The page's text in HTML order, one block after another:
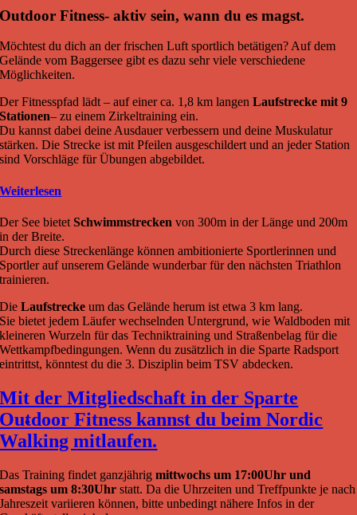
Outdoor Fitness- aktiv sein, wann du es magst.
Möchtest du dich an der frischen Luft sportlich betätigen? Auf dem
Gelände vom Baggersee gibt es dazu sehr viele verschiedene
Möglichkeiten.
Der Fitnesspfad lädt – auf einer ca. 1,8 km langenLaufstrecke mit 9
Stationen– zu einem Zirkeltraining ein.
Du kannst dabei deine Ausdauer verbessern und deine Muskulatur
stärken. Die Strecke ist mit Pfeilen ausgeschildert und an jeder Station
sind Vorschläge für Übungen abgebildet.
Weiterlesen
Der See bietetSchwimmstrecken von 300m in der Länge und 200m
in der Breite.
Durch diese Streckenlänge können ambitionierte Sportlerinnen und
Sportler auf unserem Gelände wunderbar für den nächsten Triathlon
trainieren.
Die Laufstrecke um das Gelände herum ist etwa 3 km lang.
Sie bietet jedem Läufer wechselnden Untergrund, wie Waldboden mit
kleineren Wurzeln für das Techniktraining und Straßenbelag für die
Wettkampfbedingungen. Wenn du zusätzlich in die Sparte Radsport
eintrittst, könntest du die 3. Disziplin beim TSV abdecken.
Mit der Mitgliedschaft in der Sparte
Outdoor Fitness kannst du beim Nordic
Walking mitlaufen.
Das Training findet ganzjährigmittwochs um 17:00Uhr und
samstags um 8:30Uhr statt. Da die Uhrzeiten und Treffpunkte je nach
Jahreszeit variieren können, bitte unbedingt nähere Infos in der